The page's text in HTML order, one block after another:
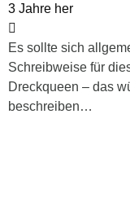
3 Jahre her
Es sollte sich
Schreibweise für
Dreckqueen – das
beschreiben…